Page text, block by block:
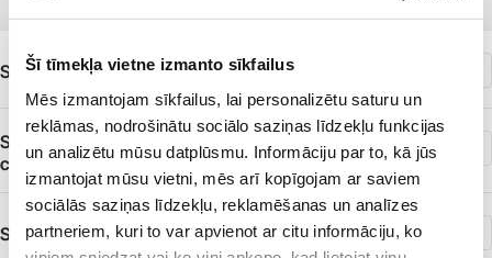
Šī tīmekļa vietne izmanto sīkfailus
Mēs izmantojam sīkfailus, lai personalizētu saturu un
reklāmas, nodrošinātu sociālo saziņas līdzekļu funkcijas
un analizētu mūsu datplūsmu. Informāciju par to, kā jūs
izmantojat mūsu vietni, mēs arī kopīgojam ar saviem
sociālās saziņas līdzekļu, reklamēšanas un analīzes
partneriem, kuri to var apvienot ar citu informāciju, ko
SIA ''Veselības centrs 4'' filiāle ''Valdlauči''
SIA ''Veselības centrs 4'' filiāle ''Bērnu veselības
centrs''
SIA ''Veselības centrs 4'' filiāle ''Diagnostikas centrs''